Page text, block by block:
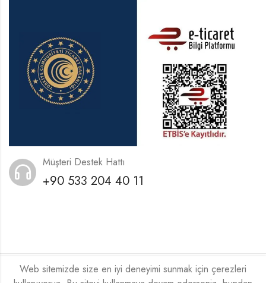
Müşteri Destek Hattı
+90 533 204 40 11
2026Xeneora Tarafından ❤️ İle Kodlanmıştır.
Web sitemizde size en iyi deneyimi sunmak için çerezleri